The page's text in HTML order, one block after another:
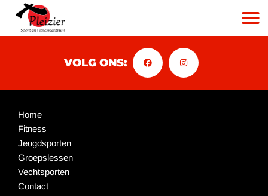
VOLG ONS:
Home
Fitness
Jeugdsporten
Groepslessen
Vechtsporten
Contact